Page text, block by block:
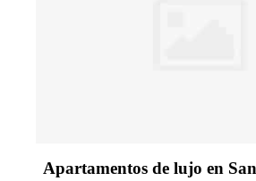
Apartamentos de lujo en